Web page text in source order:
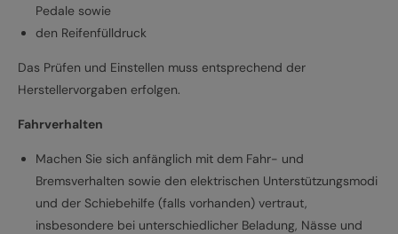
Pedale sowie
den Reifenfülldruck
Das Prüfen und Einstellen muss entsprechend der
Herstellervorgaben erfolgen.
Fahrverhalten
Machen Sie sich anfänglich mit dem Fahr- und
Bremsverhalten sowie den elektrischen Unterstützungsmodi
und der Schiebehilfe (falls vorhanden) vertraut,
insbesondere bei unterschiedlicher Beladung, Nässe und